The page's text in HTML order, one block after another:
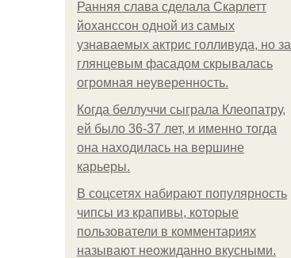
Ранняя слава сделала Скарлетт
йоханссон одной из самых
узнаваемых актрис голливуда, но за
глянцевым фасадом скрывалась
огромная неуверенность.
Когда беллуччи сыграла Клеопатру,
ей было 36-37 лет, и именно тогда
она находилась на вершине
карьеры.
В соцсетях набирают популярность
чипсы из крапивы, которые
пользователи в комментариях
называют неожиданно вкусными.